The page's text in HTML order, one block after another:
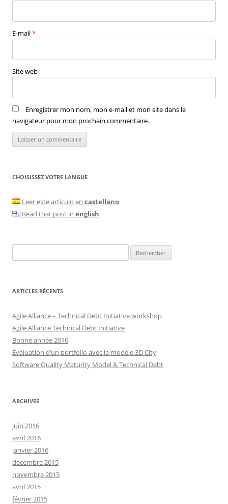
E-mail*
Site web
Enregistrer mon nom, mon e-mail et mon site dans le
navigateur pour mon prochain commentaire.
CHOISISSEZ VOTRE LANGUE
Leer este articulo en castellano
Read that post in english
ARTICLES RÉCENTS
Agile Alliance – Technical Debt Initiative workshop
Agile Alliance Technical Debt Initiative
Bonne année 2016
Évaluation d’un portfolio avec le modèle 3D City
Software Quality Maturity Model & Technical Debt
ARCHIVES
juin 2016
avril 2016
janvier 2016
décembre 2015
novembre 2015
avril 2015
février 2015